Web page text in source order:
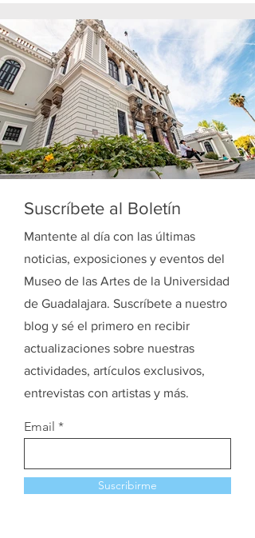
Suscríbete al Boletín
Mantente al día con las últimas
noticias, exposiciones y eventos del
Museo de las Artes de la Universidad
de Guadalajara. Suscríbete a nuestro
blog y sé el primero en recibir
actualizaciones sobre nuestras
actividades, artículos exclusivos,
entrevistas con artistas y más.
Email
Suscribirme